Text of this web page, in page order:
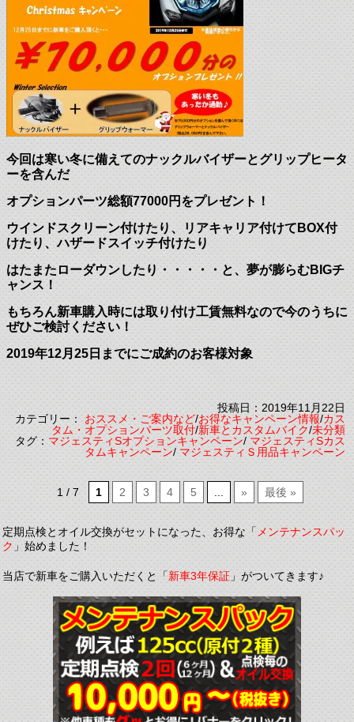
今回は寒い冬に備えてのナックルバイザーとグリップヒータ
ーを含んだ
オプションパーツ総額77000円をプレゼント！
ウインドスクリーン付けたり、リアキャリア付けてBOX付
けたり、ハザードスイッチ付けたり
はたまたローダウンしたり・・・・・と、夢が膨らむBIGチ
ャンス！
もちろん新車購入時には取り付け工賃無料なので今のうちに
ぜひご検討ください！
2019年12月25日までにご成約のお客様対象
投稿日：2019年11月22日
カテゴリー：おススメ・ご案内など/お得なキャンペーン情報/カス
タム・オプションパーツ取付/新車とカスタムバイク/未分類
タグ：マジェスティSオプションキャンペーン/マジェスティSカス
タムキャンペーン/マジェスティＳ用品キャンペーン
1 / 7 1 2 3 4 5 ... » 最後 »
定期点検とオイル交換がセットになった、お得な「メンテナンスパッ
ク」始めました！
当店で新車をご購入いただくと「新車3年保証」がついてきます♪